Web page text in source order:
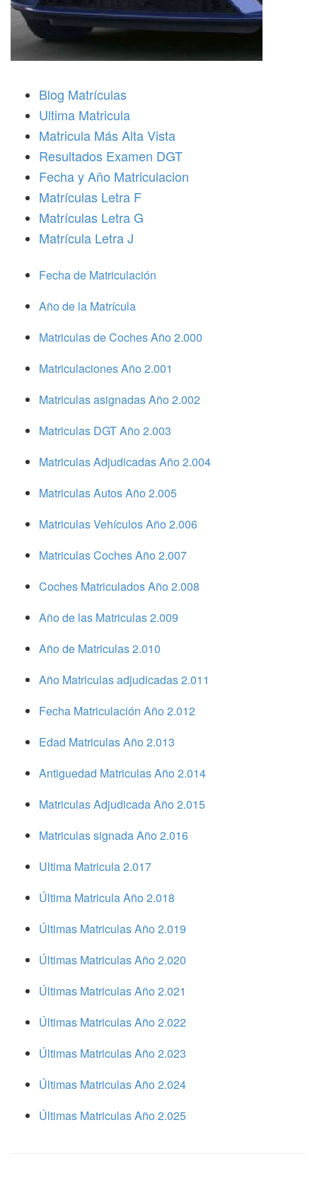
Blog Matrículas
Ultima Matricula
Matricula Más Alta Vista
Resultados Examen DGT
Fecha y Año Matriculacion
Matrículas Letra F
Matrículas Letra G
Matrícula Letra J
Fecha de Matriculación
Año de la Matrícula
Matriculas de Coches Año 2.000
Matriculaciones Año 2.001
Matriculas asignadas Año 2.002
Matriculas DGT Año 2.003
Matriculas Adjudicadas Año 2.004
Matriculas Autos Año 2.005
Matriculas Vehículos Año 2.006
Matriculas Coches Año 2.007
Coches Matriculados Año 2.008
Año de las Matriculas 2.009
Año de Matriculas 2.010
Año Matriculas adjudicadas 2.011
Fecha Matriculación Año 2.012
Edad Matriculas Año 2.013
Antiguedad Matriculas Año 2.014
Matriculas Adjudicada Año 2.015
Matriculas signada Año 2.016
Ultima Matricula 2.017
Última Matricula Año 2.018
Últimas Matriculas Año 2.019
Últimas Matriculas Año 2.020
Últimas Matriculas Año 2.021
Últimas Matriculas Año 2.022
Últimas Matriculas Año 2.023
Últimas Matriculas Año 2.024
Últimas Matriculas Año 2.025